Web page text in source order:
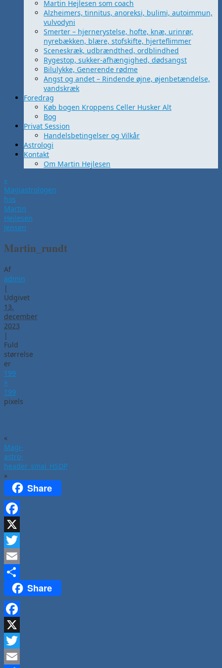
Martin Hejlesen som coach
Alzheimers, tinnitus, anoreksi, bulimi, autoimmun,
vulvodyni
Smerter – hjernerystelse, hofte, knæ, urinrør,
nyrebækken, blære, stofskifte, hjerteflimmer
Sceneskræk, udbrændthed, ordblindhed
Rygestop, sukker-afhængighed, dødsangst
Bilulykke, Generende rødme
Angst og andet – Rindende øjne, øjenbetændelse,
vandskræk
Foredrag
Køb bogen Kroppens Celler Husker Alt
Bog
Privat Session
Handelsbetingelser og Vilkår
Astrologi
Kontakt
Om Martin Hejlesen
«
Magiastrologen
hos
Martin
Hejlesen
Jensen
Martin_rundt
Af
admin
|
Udgivet
13.
december
2023
|
Fuld
størrelse
er
199
×
199
pixels
«
Magi-
astro-
header_smal_HSDP
»
Share
Facebook
X
Twitter
Email
Del
Share
Facebook
X
Twitter